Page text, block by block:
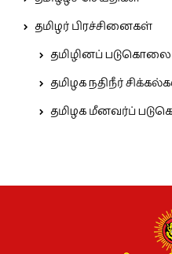
தமிழர் பிரச்சினைகள்
தமிழினப் படுகொலை
தமிழக நதிநீர்
தமிழக மீனவர்ப்